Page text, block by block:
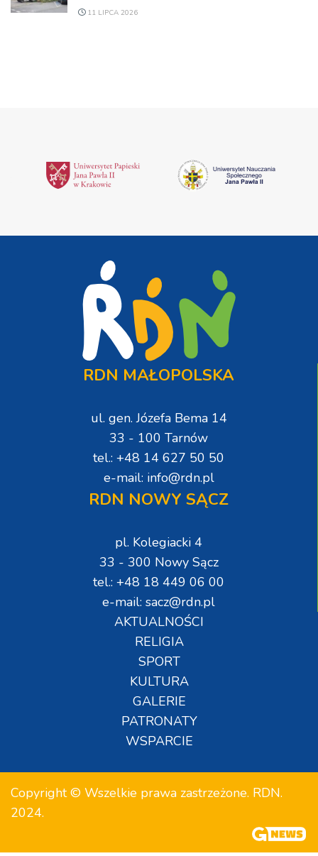
11 LIPCA 2026
RDN MAŁOPOLSKA
ul. gen. Józefa Bema 14
33 - 100 Tarnów
tel.: +48 14 627 50 50
e-mail: info@rdn.pl
RDN NOWY SĄCZ
pl. Kolegiacki 4
33 - 300 Nowy Sącz
tel.: +48 18 449 06 00
e-mail: sacz@rdn.pl
AKTUALNOŚCI
RELIGIA
SPORT
KULTURA
GALERIE
PATRONATY
WSPARCIE
Copyright © Wszelkie prawa zastrzeżone. RDN.
2024.